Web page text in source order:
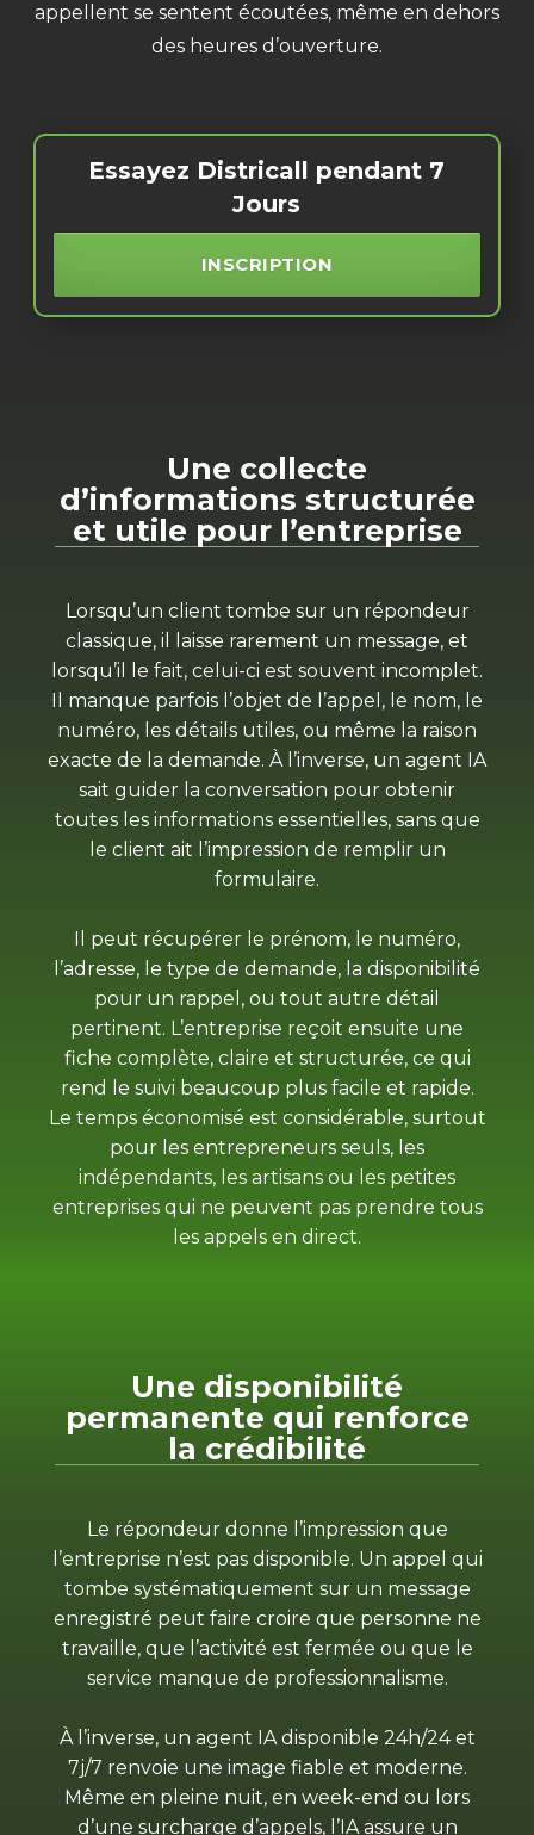
appellent se sentent écoutées, même en dehors
des heures d’ouverture.
Essayez Districall pendant 7
Jours
INSCRIPTION
Une collecte
d’informations structurée
et utile pour l’entreprise
Lorsqu’un client tombe sur un répondeur
classique, il laisse rarement un message, et
lorsqu’il le fait, celui-ci est souvent incomplet.
Il manque parfois l’objet de l’appel, le nom, le
numéro, les détails utiles, ou même la raison
exacte de la demande. À l’inverse, un agent IA
sait guider la conversation pour obtenir
toutes les informations essentielles, sans que
le client ait l’impression de remplir un
formulaire.
Il peut récupérer le prénom, le numéro,
l’adresse, le type de demande, la disponibilité
pour un rappel, ou tout autre détail
pertinent. L’entreprise reçoit ensuite une
fiche complète, claire et structurée, ce qui
rend le suivi beaucoup plus facile et rapide.
Le temps économisé est considérable, surtout
pour les entrepreneurs seuls, les
indépendants, les artisans ou les petites
entreprises qui ne peuvent pas prendre tous
les appels en direct.
Une disponibilité
permanente qui renforce
la crédibilité
Le répondeur donne l’impression que
l’entreprise n’est pas disponible. Un appel qui
tombe systématiquement sur un message
enregistré peut faire croire que personne ne
travaille, que l’activité est fermée ou que le
service manque de professionnalisme.
À l’inverse, un agent IA disponible 24h/24 et
7j/7 renvoie une image fiable et moderne.
Même en pleine nuit, en week-end ou lors
d’une surcharge d’appels, l’IA assure un